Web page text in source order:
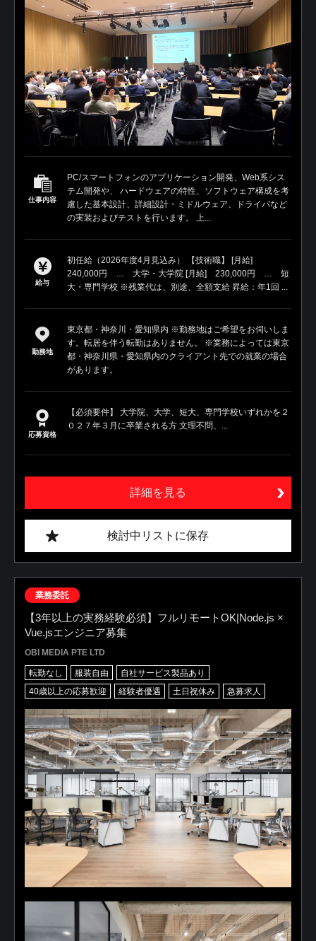
仕事内容
PC/スマートフォンのアプリケーション開発、Web系シス
テム開発や、 ハードウェアの特性、ソフトウェア構成を考
慮した基本設計、詳細設計・ミドルウェア、ドライバなど
の実装およびテストを行います。 上...
給与
初任給（2026年度4月見込み） 【技術職】 [月給]
240,000円 … 大学・大学院 [月給] 230,000円 … 短
大・専門学校 ※残業代は、別途、全額支給 昇給：年1回 ...
勤務地
東京都・神奈川・愛知県内 ※勤務地はご希望をお伺いしま
す。転居を伴う転勤はありません。 ※業務によっては東京
都・神奈川県・愛知県内のクライアント先での就業の場合
があります。
応募資格
【必須要件】 大学院、大学、短大、専門学校いずれかを２
０２７年３月に卒業される方 文理不問、...
詳細を見る
検討中リストに保存
業務委託
【3年以上の実務経験必須】フルリモートOK|Node.js ×
Vue.jsエンジニア募集
OBI MEDIA PTE LTD
転勤なし 服装自由
自社サービス製品あり
40歳以上の応募歓迎
経験者優遇 土日祝休み 急募求人